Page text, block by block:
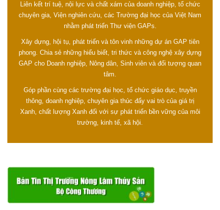
Liên kết trí tuệ, nội lực và chất xám của doanh nghiệp, tổ chức
chuyên gia, Viện nghiên cứu, các Trường đại học của Việt Nam
nhằm phát triển Thư viện GAPs.
Xây dựng, hội tụ, phát triển và tôn vinh những dự án GAP tiên
phong. Chia sẻ những hiểu biết, tri thức và công nghệ xây dựng
GAP cho Doanh nghiệp, Nông dân, Sinh viên và đối tượng quan
tâm.
Góp phần cùng các trường đại học, tổ chức giáo dục, truyền
thông, doanh nghiệp, chuyên gia thúc đẩy vai trò của giá trị
Xanh, chất lượng Xanh đối với sự phát triển bền vững của môi
trường, kinh tế, xã hội.